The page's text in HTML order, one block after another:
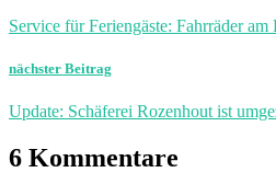
Service für Feriengäste: Fahrräder am
nächster Beitrag
Update: Schäferei Rozenhout ist
6 Kommentare